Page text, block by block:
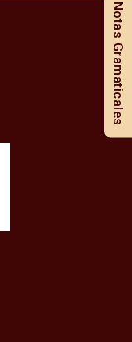
Notas Gramaticales